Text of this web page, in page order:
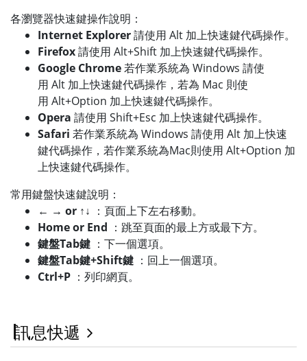
各瀏覽器快速鍵操作說明：
Internet Explorer請使用 Alt 加上快速鍵代碼操作。
Firefox請使用 Alt+Shift 加上快速鍵代碼操作。
Google Chrome若作業系統為 Windows 請使
用 Alt 加上快速鍵代碼操作，若為 Mac 則使
用 Alt+Option 加上快速鍵代碼操作。
Opera 請使用 Shift+Esc 加上快速鍵代碼操作。
Safari 若作業系統為 Windows 請使用 Alt 加上快速
鍵代碼操作，若作業系統為Mac則使用 Alt+Option 加
上快速鍵代碼操作。
常用鍵盤快速鍵說明：
← → or ↑↓ ：頁面上下左右移動。
Home or End ：跳至頁面的最上方或最下方。
鍵盤Tab鍵 ：下一個選項。
鍵盤Tab鍵+Shift鍵 ：回上一個選項。
Ctrl+P ：列印網頁。
訊息快遞